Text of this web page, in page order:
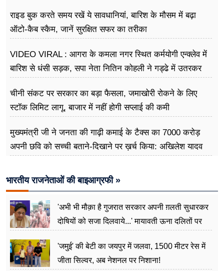
राइड बुक करते समय रखें ये सावधानियां, बारिश के मौसम में बढ़ा
ऑटो-कैब स्कैम, जानें सुरक्षित सफर का तरीका
VIDEO VIRAL : आगरा के कमला नगर स्थित कर्मयोगी एन्क्लेव में
बारिश से धंसी सड़क, सपा नेता नितिन कोहली ने गड्ढे में उतरकर
चीनी संकट पर सरकार का बड़ा फैसला, जमाखोरी रोकने के लिए
स्टॉक लिमिट लागू, बाजार में नहीं होगी सप्लाई की कमी
मुख्यमंत्री जी ने जनता की गाढ़ी कमाई के टैक्स का 7000 करोड़
अपनी छवि को सच्ची बताने-दिखाने पर ख़र्च किया: अखिलेश यादव
भारतीय राजनेताओं की बाइआग्रफी »
'अभी भी मौक़ा है गुजरात सरकार अपनी ग़लती सुधारकर
दोषियों को सजा दिलवाये...' मायावती ऊना दलितों पर
'जमुई' की बेटी का जयपुर में जलवा, 1500 मीटर रेस में
जीता सिल्वर, अब नेशनल पर निशाना!